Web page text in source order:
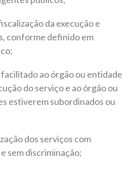
da execução e
conforme definido em
ao órgão ou entidade
do serviço e ao órgão ou
estiverem subordinados ou
dos serviços com
sem discriminação;